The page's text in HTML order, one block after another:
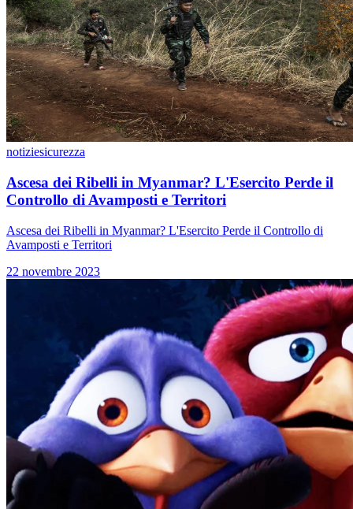
notiziesicurezza
Ascesa dei Ribelli in Myanmar? L'Esercito Perde il
Controllo di Avamposti e Territori
Ascesa dei Ribelli in Myanmar? L'Esercito Perde il Controllo di
Avamposti e Territori
22 novembre 2023